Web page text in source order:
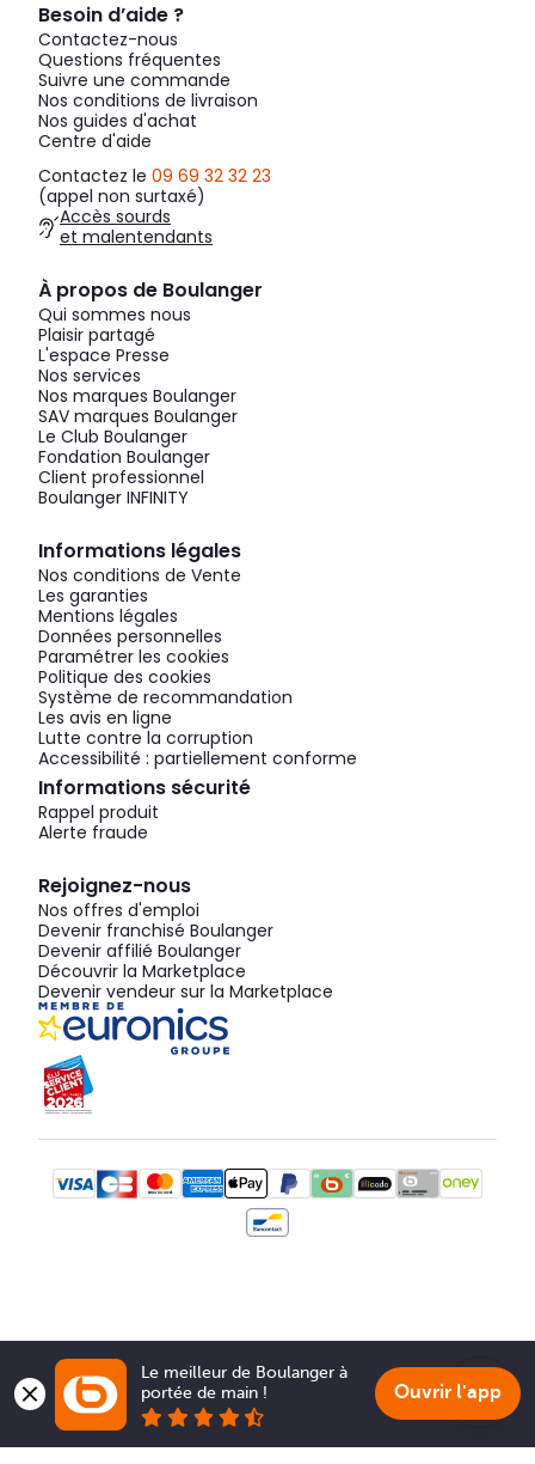
Besoin d’aide ?
Contactez-nous
Questions fréquentes
Suivre une commande
Nos conditions de livraison
Nos guides d'achat
Centre d'aide
Contactez le 09 69 32 32 23
(appel non surtaxé)
Accès sourds
et malentendants
À propos de Boulanger
Qui sommes nous
Plaisir partagé
L'espace Presse
Nos services
Nos marques Boulanger
SAV marques Boulanger
Le Club Boulanger
Fondation Boulanger
Client professionnel
Boulanger INFINITY
Informations légales
Nos conditions de Vente
Les garanties
Mentions légales
Données personnelles
Paramétrer les cookies
Politique des cookies
Système de recommandation
Les avis en ligne
Lutte contre la corruption
Accessibilité : partiellement conforme
Informations sécurité
Rappel produit
Alerte fraude
Rejoignez-nous
Nos offres d'emploi
Devenir franchisé Boulanger
Devenir affilié Boulanger
Découvrir la Marketplace
Devenir vendeur sur la Marketplace
Le meilleur de Boulanger à
portée de main !
Ouvrir l'app